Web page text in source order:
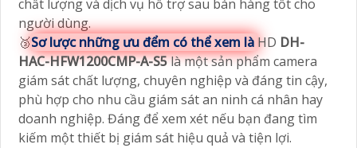
chất lượng và dịch vụ hỗ trợ sau bán hàng tốt cho
người dùng.
🥉Sơ lược những ưu đểm có thể xem là HD DH-
HAC-HFW1200CMP-A-S5là một sản phẩm camera
giám sát chất lượng, chuyên nghiệp và đáng tin cậy,
phù hợp cho nhu cầu giám sát an ninh cá nhân hay
doanh nghiệp. Đáng để xem xét nếu bạn đang tìm
kiếm một thiết bị giám sát hiệu quả và tiện lợi.